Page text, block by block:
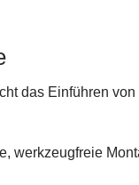
das Einführen
werkzeugfreie